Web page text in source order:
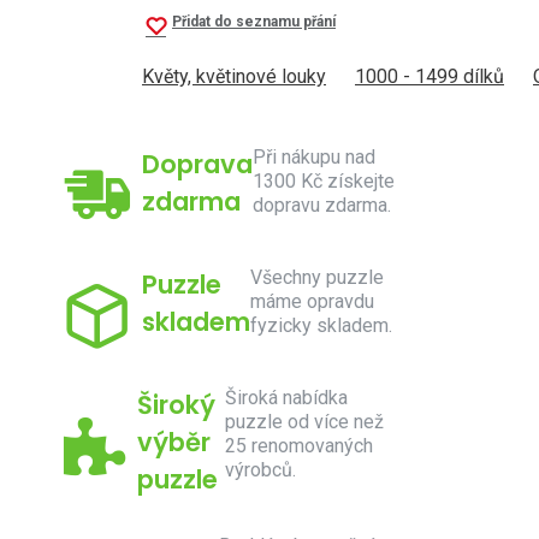
Přidat do seznamu přání
Květy, květinové louky 1000 - 1499 dílků
Doprava
zdarma
Při nákupu nad
1300 Kč získejte
dopravu zdarma.
Puzzle
skladem
Všechny puzzle
máme opravdu
fyzicky skladem.
Široký
výběr
puzzle
Široká nabídka
puzzle od více než
25 renomovaných
výrobců.